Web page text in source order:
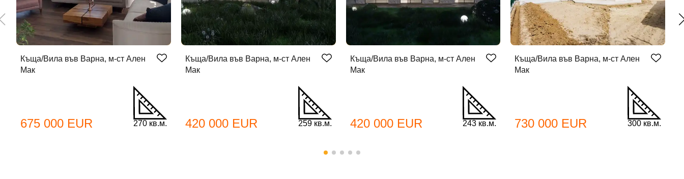
Къща/Вила във Варна, м-ст Ален
Мак
675 000 EUR 270 кв.м.
Къща/Вила във Варна, м-ст Ален
Мак
420 000 EUR 259 кв.м.
Къща/Вила във Варна, м-ст Ален
Мак
420 000 EUR 243 кв.м.
Къща/Вила във Варна, м-ст Ален
Мак
730 000 EUR 300 кв.м.